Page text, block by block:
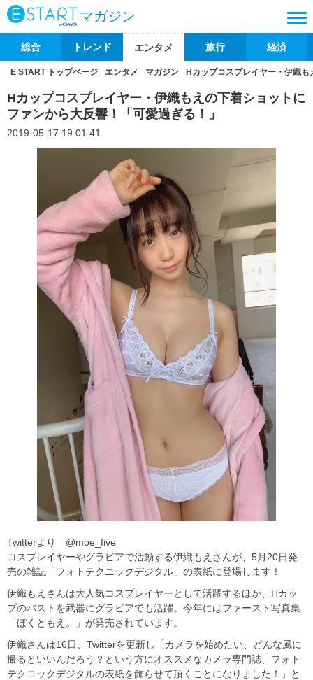
マガジン
総合 トレンド エンタメ 旅行 経済
E START トップページ エンタメ マガジン Hカップコスプレイヤー・伊織
Hカップコスプレイヤー・伊織もえの下着ショットに
ファンから大反響！「可愛過ぎる！」
2019-05-17 19:01:41
Twitterより @moe_five
コスプレイヤーやグラビアで活動する伊織もえさんが、5月20日発
売の雑誌「フォトテクニックデジタル」の表紙に登場します！
伊織もえさんは大人気コスプレイヤーとして活躍するほか、Hカッ
プのバストを武器にグラビアでも活躍。今年にはファースト写真集
「ぼくともえ。」が発売されています。
伊織さんは16日、Twitterを更新し「カメラを始めたい、どんな風に
撮るといいんだろう？という方にオススメなカメラ専門誌、フォト
テクニックデジタルの表紙を飾らせて頂くことになりました！」と